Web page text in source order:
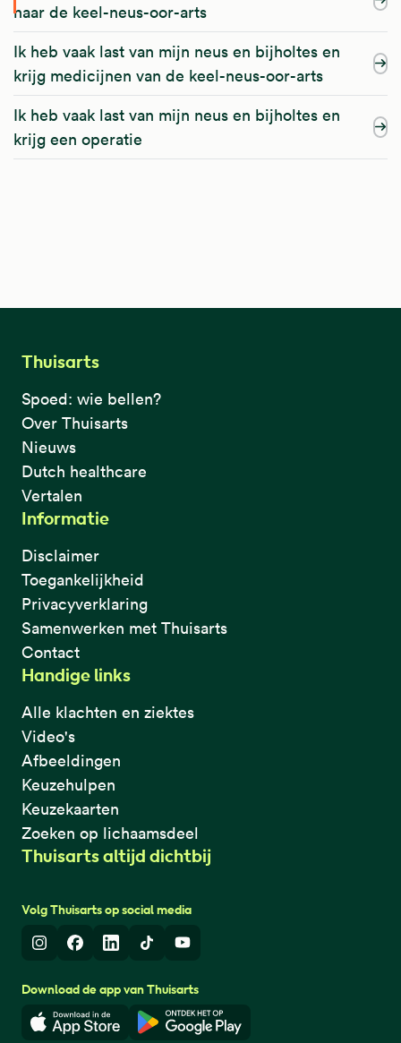
naar de keel-neus-oor-arts
Ik heb vaak last van mijn neus en bijholtes en
krijg medicijnen van de keel-neus-oor-arts
Ik heb vaak last van mijn neus en bijholtes en
krijg een operatie
Thuisarts
Spoed: wie bellen?
Over Thuisarts
Nieuws
Dutch healthcare
Vertalen
Informatie
Disclaimer
Toegankelijkheid
Privacyverklaring
Samenwerken met Thuisarts
Contact
Handige links
Alle klachten en ziektes
Video's
Afbeeldingen
Keuzehulpen
Keuzekaarten
Zoeken op lichaamsdeel
Thuisarts altijd dichtbij
Volg Thuisarts op social media
InstagramFacebook
LinkedInTikTokYoutube
Download de app van Thuisarts
Download in de App StoreDownload in de Google Play